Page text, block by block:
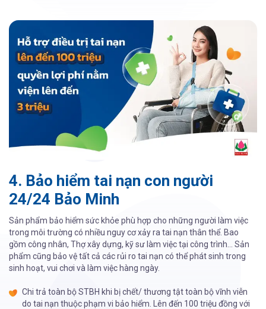
4. Bảo hiểm tai nạn con người
24/24 Bảo Minh
Sản phẩm bảo hiểm sức khỏe phù hợp cho những người làm việc
trong môi trường có nhiều nguy cơ xảy ra tai nạn thân thể. Bao
gồm công nhân, Thợ xây dựng, kỹ sư làm việc tại công trình… Sản
phẩm cũng bảo vệ tất cả các rủi ro tai nạn có thể phát sinh trong
sinh hoạt, vui chơi và làm việc hàng ngày.
Chi trả toàn bộ STBH khi bị chết/ thương tật toàn bộ vĩnh viễn
do tai nạn thuộc phạm vi bảo hiểm. Lên đến 100 triệu đồng với